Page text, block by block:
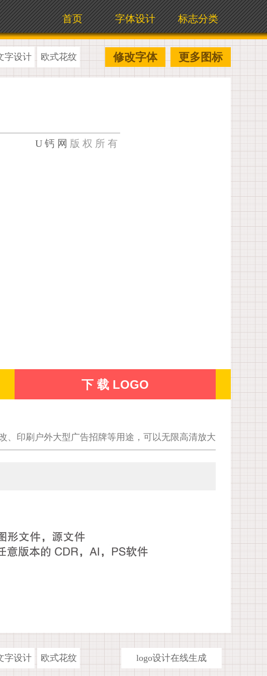
标志分类
字体设计
首页
字设计 欧式花纹 更多图标
修改字体
U钙网 版权所有
下 载 LOGO
、印刷户外大型广告招牌等用途，可以无限高清放大
字设计 欧式花纹 logo设计在线生成